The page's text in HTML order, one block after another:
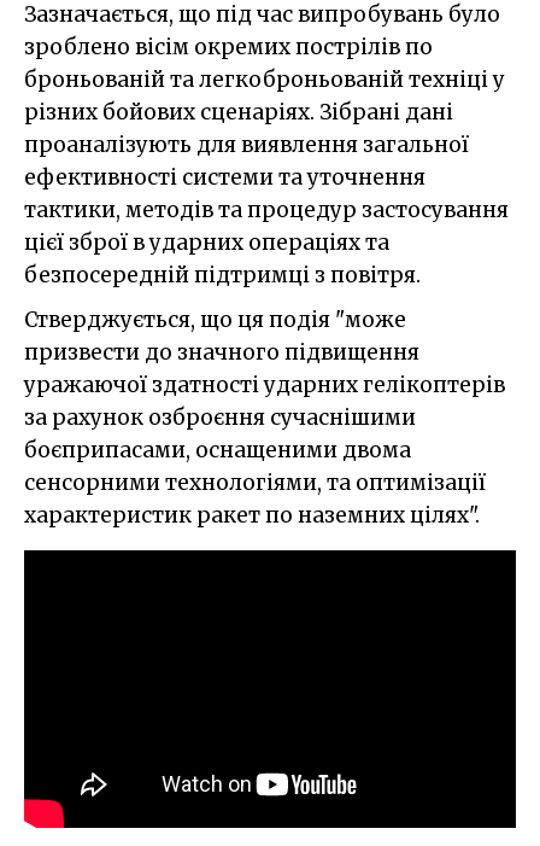
Зазначається, що під час випробувань було
зроблено вісім окремих пострілів по
броньованій та легкоброньованій техніці у
різних бойових сценаріях. Зібрані дані
проаналізують для виявлення загальної
ефективності системи та уточнення
тактики, методів та процедур застосування
цієї зброї в ударних операціях та
безпосередній підтримці з повітря.
Стверджується, що ця подія "може
призвести до значного підвищення
уражаючої здатності ударних гелікоптерів
за рахунок озброєння сучаснішими
боєприпасами, оснащеними двома
сенсорними технологіями, та оптимізації
характеристик ракет по наземних цілях".